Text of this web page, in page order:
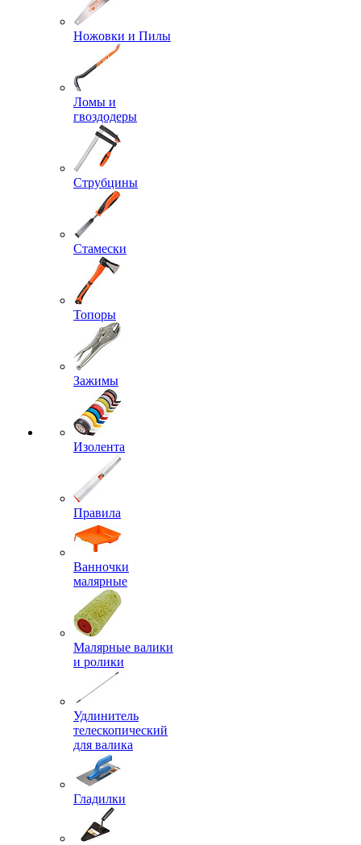
Ножовки и Пилы
Ломы и
гвоздодеры
Струбцины
Стамески
Топоры
Зажимы
Изолента
Правила
Ванночки
малярные
Малярные валики
и ролики
Удлинитель
телескопический
для валика
Гладилки